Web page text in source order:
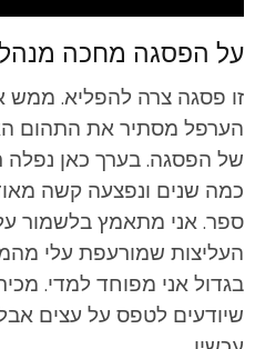
על הפסגה מחכה מנהל
זו פסגה צרה להפליא.
הערפל מסתיר את התהום
של הפסגה. בערך כאן נפלה
כמה שנים ונפצעה קשה
ספר. אני מתאמץ בלשמור
העליצות שמורעפת עלי
בגדול אני מפוחד למדי.
שיודעים לטפס על עצים